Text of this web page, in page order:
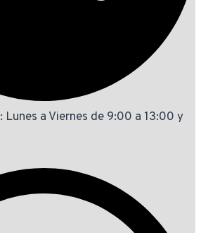
: Lunes a Viernes de 9:00 a 13:00 y